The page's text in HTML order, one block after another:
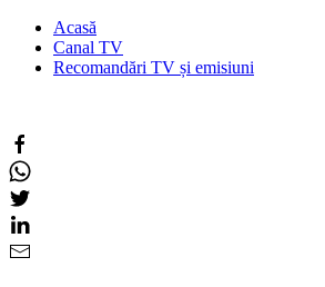
Acasă
Canal TV
Recomandări TV și emisiuni